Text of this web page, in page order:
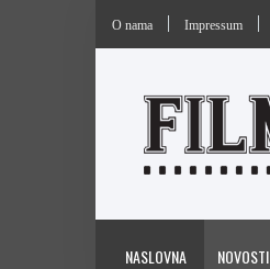
O nama Impressum
NASLOVNA NOVOSTI